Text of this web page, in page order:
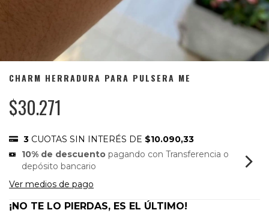
CHARM HERRADURA PARA PULSERA ME
$30.271
3 CUOTAS SIN INTERÉS DE $10.090,33
10% de descuento pagando con Transferencia o
depósito bancario
Ver medios de pago
¡NO TE LO PIERDAS, ES EL ÚLTIMO!